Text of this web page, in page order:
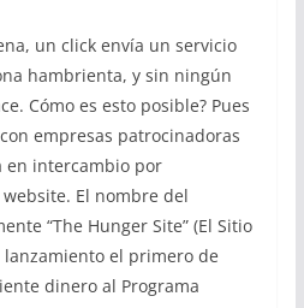
un click envía un servicio
hambrienta, y sin ningún
Cómo es esto posible? Pues
empresas patrocinadoras
en intercambio por
El nombre del
“The Hunger Site” (El Sitio
el primero de
dinero al Programa